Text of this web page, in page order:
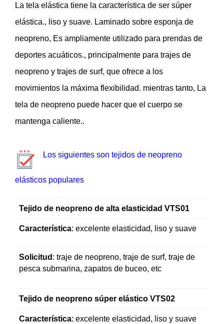
La tela elástica tiene la característica de ser súper
elástica., liso y suave. Laminado sobre esponja de
neopreno, Es ampliamente utilizado para prendas de
deportes acuáticos., principalmente para trajes de
neopreno y trajes de surf, que ofrece a los
movimientos la máxima flexibilidad. mientras tanto, La
tela de neopreno puede hacer que el cuerpo se
mantenga caliente..
Los siguientes son tejidos de neopreno
elásticos populares
Tejido de neopreno de alta elasticidad VTS01
Característica: excelente elasticidad, liso y suave
Solicitud : traje de neopreno, traje de surf, traje de
pesca submarina, zapatos de buceo, etc
Tejido de neopreno súper elástico VTS02
Característica: excelente elasticidad, liso y suave